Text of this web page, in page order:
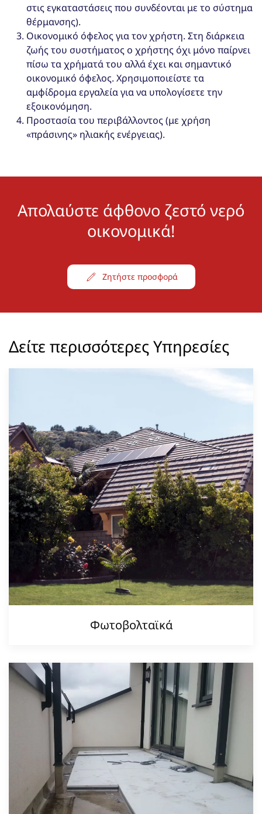
στις εγκαταστάσεις που συνδέονται με το σύστημα
θέρμανσης).
Οικονομικό όφελος για τον χρήστη. Στη διάρκεια
ζωής του συστήματος ο χρήστης όχι μόνο παίρνει
πίσω τα χρήματά του αλλά έχει και σημαντικό
οικονομικό όφελος. Χρησιμοποιείστε τα
αμφίδρομα εργαλεία για να υπολογίσετε την
εξοικονόμηση.
Προστασία του περιβάλλοντος (με χρήση
«πράσινης» ηλιακής ενέργειας).
Απολαύστε άφθονο ζεστό νερό
οικονομικά!
Ζητήστε προσφορά
Δείτε περισσότερες Υπηρεσίες
Φωτοβολταϊκά